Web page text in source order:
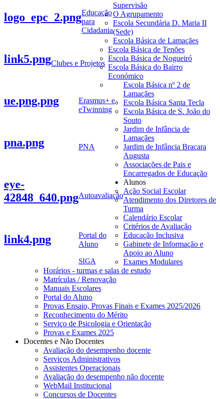
logo_epc_2.pngEducação
para
Cidadania
link5.pngClubes e Projetos
ue.png.png
Erasmus+ e
eTwinning
pna.png PNA
eye-
42848_640.pngAutoavaliação
link4.png
Portal do
Aluno
SIGA
Supervisão
O Agrupamento
Escola Secundária D. Maria II
(Sede)
Escola Básica de Lamaçães
Escola Básica de Tenões
Escola Básica de Nogueiró
Escola Básica do Bairro
Económico
Escola Básica nº 2 de
Lamaçães
Escola Básica Santa Tecla
Escola Básica de S. João do
Souto
Jardim de Infância de
Lamaçães
Jardim de Infância Bracara
Augusta
Associações de Pais e
Encarregados de Educação
Alunos
Ação Social Escolar
Atendimento dos Diretores de
Turma
Calendário Escolar
Critérios de Avaliação
Educação Inclusiva
Gabinete de Informação e
Apoio ao Aluno
Exames Modulares
Horários - turmas e salas de estudo
Matrículas / Renovação
Manuais Escolares
Portal do Aluno
Provas Ensaio, Provas Finais e Exames 2025/2026
Reconhecimento do Mérito
Serviço de Psicologia e Orientação
Provas e Exames 2025
Docentes e Não Docentes
Avaliação do desempenho docente
Serviços Administrativos
Assistentes Operacionais
Avaliação do desempenho não docente
WebMail Institucional
Concursos de Docentes